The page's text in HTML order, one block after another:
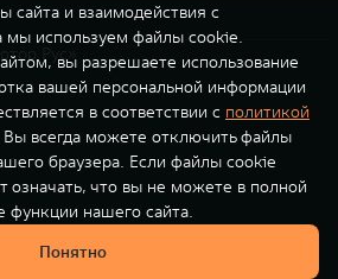
WEY 05
Эстетика нового времени
от 5 699 000 ₽
Рус»
сайта и взаимодействия с
мы используем файлы cookie.
вы разрешаете использование
вашей персональной информации
в соответствии с политикой
Вы всегда можете отключить файлы
браузера. Если файлы cookie
что вы не можете в полной
функции нашего сайта.
Понятно